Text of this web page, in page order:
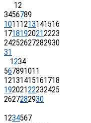
12
3456789
1011 1213141516
17181920212223
24252627282930
31
1234
567891011
12131415161718
19202122232425
2627282930
1234567